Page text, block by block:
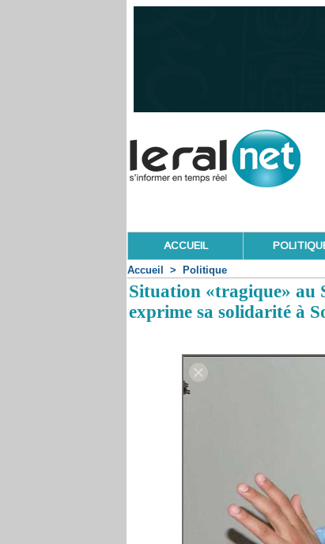
ACCUEIL
Accueil > Politique
Situation «tragique» au
exprime sa solidarité à